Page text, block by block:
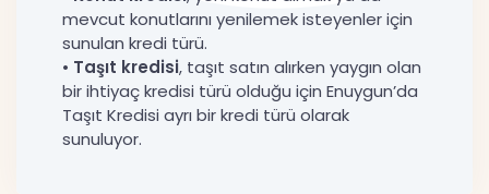
mevcut konutlarını yenilemek isteyenler için
sunulan kredi türü.
• Taşıt kredisi, taşıt satın alırken yaygın olan
bir ihtiyaç kredisi türü olduğu için Enuygun’da
Taşıt Kredisi ayrı bir kredi türü olarak
sunuluyor.